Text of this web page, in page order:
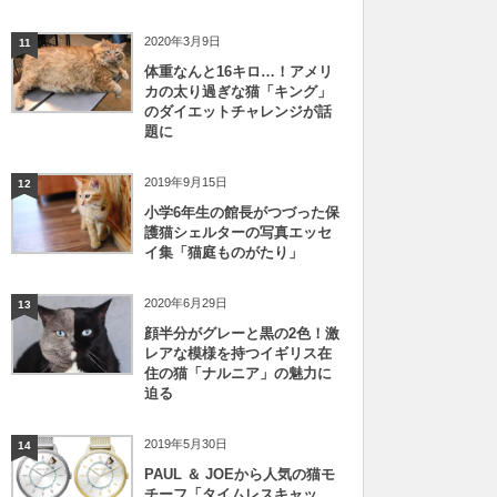
11 2020年3月9日
体重なんと16キロ…！アメリ
カの太り過ぎな猫「キング」
のダイエットチャレンジが話
題に
12 2019年9月15日
小学6年生の館長がつづった保
護猫シェルターの写真エッセ
イ集「猫庭ものがたり」
13 2020年6月29日
顔半分がグレーと黒の2色！激
レアな模様を持つイギリス在
住の猫「ナルニア」の魅力に
迫る
14 2019年5月30日
PAUL ＆ JOEから人気の猫モ